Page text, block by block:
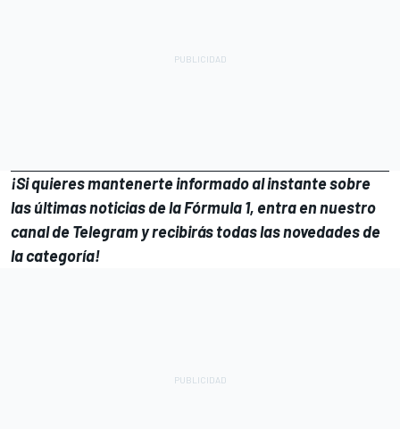
¡Si quieres mantenerte informado al instante sobre
las últimas noticias de la Fórmula 1, entra ennuestro
canal de Telegramy recibirás todas las novedades de
la categoría!